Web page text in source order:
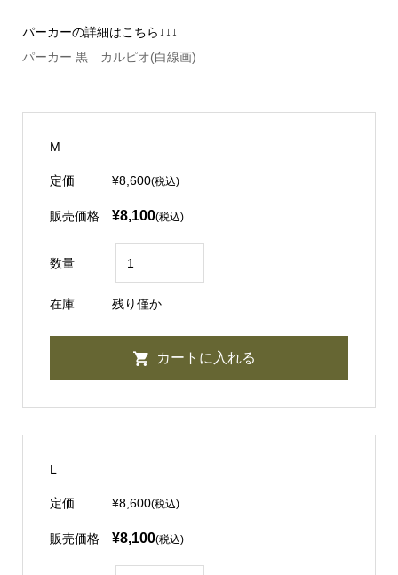
パーカーの詳細はこちら↓↓↓
パーカー 黒 カルピオ(白線画)
M
定価 ¥8,600(税込)
販売価格 ¥8,100(税込)
数量
在庫 残り僅か
L
定価 ¥8,600(税込)
販売価格 ¥8,100(税込)